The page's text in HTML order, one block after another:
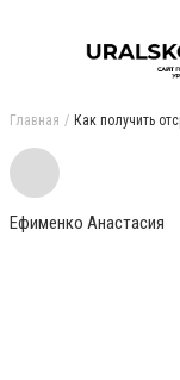
Главная Как получить
Ефименко Анастасия